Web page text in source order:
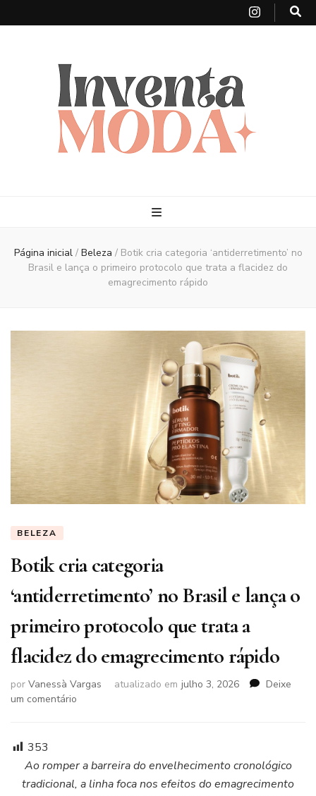
Página inicial / Beleza / Botik cria categoria ‘antiderretimento’ no
Brasil e lança o primeiro protocolo que trata a flacidez do
emagrecimento rápido
BELEZA
Botik cria categoria
‘antiderretimento’ no Brasil e lança o
primeiro protocolo que trata a
flacidez do emagrecimento rápido
por Vanessà Vargas atualizado em julho 3, 2026
Deixe
um comentário
no
Brasil
353
Ao romper a barreira do envelhecimento cronológico
tradicional, a linha foca nos efeitos do emagrecimento